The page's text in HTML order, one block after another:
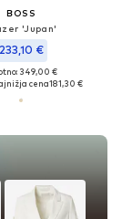
BOSS
'Jupan'
233,10 €
349,00 €
cena181,30 €